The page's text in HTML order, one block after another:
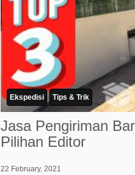
Ekspedisi Tips & Trik
Jasa Pengiriman
Pilihan Editor
22 February, 2021